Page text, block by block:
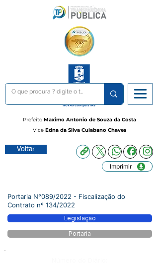
Prefeito Maximo Antonio de Souza da Costa
Vice Edna da Silva Cuiabano Chaves
Voltar
Imprimir
Portaria N°089/2022 - Fiscalização do
Contrato nº 134/2022
Legislação
Portaria